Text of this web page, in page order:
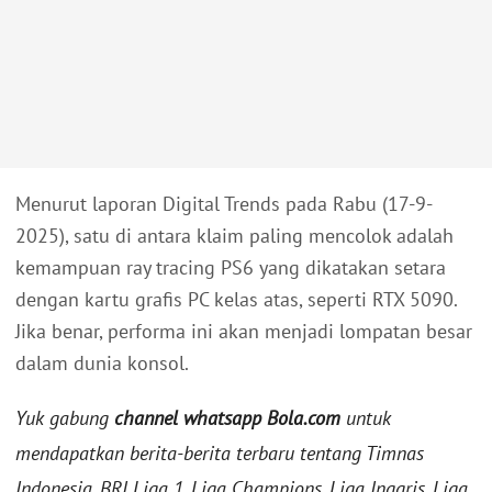
Menurut laporan Digital Trends pada Rabu (17-9-
2025), satu di antara klaim paling mencolok adalah
kemampuan ray tracing PS6 yang dikatakan setara
dengan kartu grafis PC kelas atas, seperti RTX 5090.
Jika benar, performa ini akan menjadi lompatan besar
dalam dunia konsol.
Yuk gabung channel whatsapp Bola.com untuk
mendapatkan berita-berita terbaru tentang Timnas